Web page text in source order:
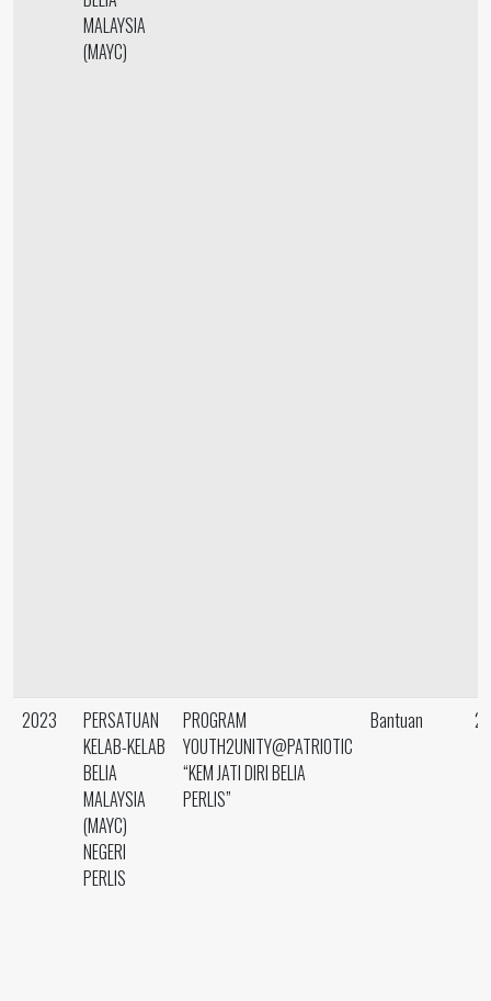
MALAYSIA
(MAYC)
2023
PERSATUAN
KELAB-KELAB
BELIA
MALAYSIA
(MAYC)
NEGERI
PERLIS
PROGRAM
YOUTH2UNITY@PATRIOTIC
“KEM JATI DIRI BELIA
PERLIS”
Bantuan